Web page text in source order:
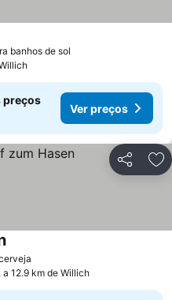
banhos de sol
preços
Ver preços
Partilhar
a 12.9 km de Willich